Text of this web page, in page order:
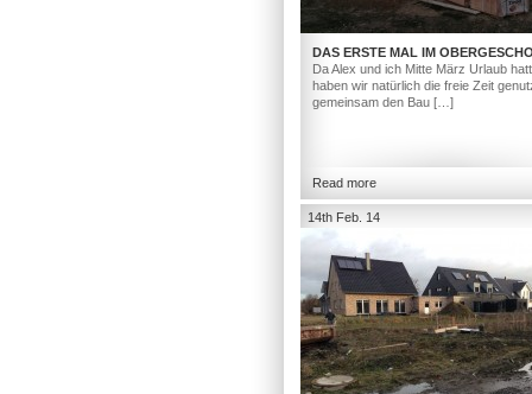
DAS ERSTE MAL IM
Da Alex und ich Mitte März Urlaub
haben wir natürlich die freie Zeit
gemeinsam den Bau […]
Read more
14th Feb. 14